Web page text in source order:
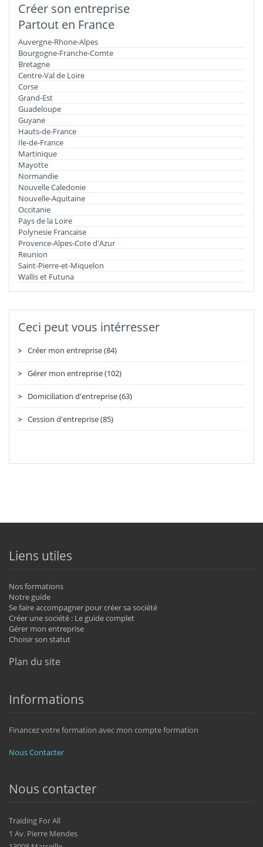
Créer son entreprise
Partout en France
Auvergne-Rhone-Alpes
Bourgogne-Franche-Comte
Bretagne
Centre-Val de Loire
Corse
Grand-Est
Guadeloupe
Guyane
Hauts-de-France
Ile-de-France
Martinique
Mayotte
Normandie
Nouvelle Caledonie
Nouvelle-Aquitaine
Occitanie
Pays de la Loire
Polynesie Francaise
Provence-Alpes-Cote d'Azur
Reunion
Saint-Pierre-et-Miquelon
Wallis et Futuna
Ceci peut vous intérresser
Créer mon entreprise (84)
Gérer mon entreprise (102)
Domiciliation d'entreprise (63)
Cession d'entreprise (85)
Liens utiles
Nos formations
Notre guide
Se faire accompagner pour créer sa société
Créer une société : Le guide complet
Gérer mon entreprise
Choisir son statut
Plan du site
Informations
Financez votre formation avec mon compte formation
Nous Contacter
Nous contacter
Traiding For All
1 Av. Pierre Mendes